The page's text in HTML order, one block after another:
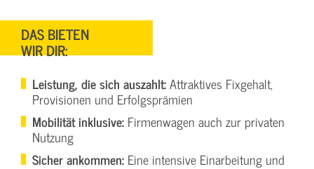
DAS BIETEN
WIR DIR:
Leistung, die sich auszahlt:Attraktives Fixgehalt,
Provisionen und Erfolgsprämien
Mobilität inklusive: Firmenwagen auch zur privaten
Nutzung
Sicher ankommen: Eine intensive Einarbeitung und